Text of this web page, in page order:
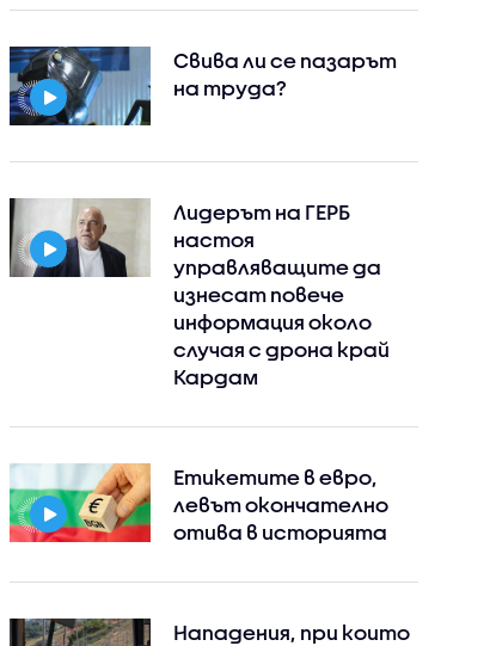
Instagram Facebook
Свива ли се пазарът
на труда?
Лидерът на ГЕРБ
настоя
управляващите да
изнесат повече
информация около
случая с дрона край
Кардам
Етикетите в евро,
левът окончателно
отива в историята
Нападения, при които